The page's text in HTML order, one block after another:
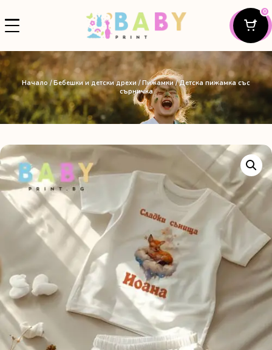
0
Начало /Бебешки и детски дрехи /Пижамки/ Детска пижамка със
сърничка